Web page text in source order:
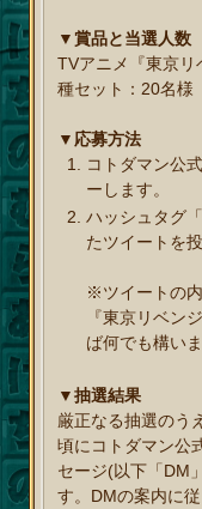
▼賞品と当選人数
TVアニメ『東京リ
種セット：20名様
▼応募方法
コトダマン公
ーします。
ハッシュタグ
たツイートを
※ツイートの
『東京リベン
ば何でも構いま
▼抽選結果
厳正なる抽選のう
頃にコトダマン公
セージ(以下「DM
す。DMの案内に